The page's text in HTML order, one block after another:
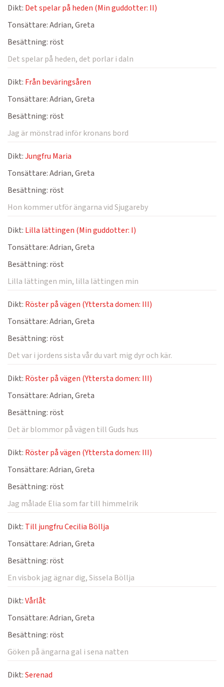
Dikt: Det spelar på heden (Min guddotter: II)
Tonsättare:Adrian, Greta
Besättning: röst
Det spelar på heden, det porlar i daln
Dikt: Från beväringsåren
Tonsättare:Adrian, Greta
Besättning: röst
Jag är mönstrad inför kronans bord
Dikt:Jungfru Maria
Tonsättare:Adrian, Greta
Besättning: röst
Hon kommer utför ängarna vid Sjugareby
Dikt: Lilla lättingen (Min guddotter: I)
Tonsättare:Adrian, Greta
Besättning: röst
Lilla lättingen min, lilla lättingen min
Dikt: Röster på vägen (Yttersta domen: III)
Tonsättare:Adrian, Greta
Besättning: röst
Det var i jordens sista vår du vart mig dyr och kär.
Dikt: Röster på vägen (Yttersta domen: III)
Tonsättare:Adrian, Greta
Besättning: röst
Det är blommor på vägen till Guds hus
Dikt: Röster på vägen (Yttersta domen: III)
Tonsättare:Adrian, Greta
Besättning: röst
Jag målade Elia som far till himmelrik
Dikt: Till jungfru Cecilia Böllja
Tonsättare:Adrian, Greta
Besättning: röst
En visbok jag ägnar dig, Sissela Böllja
Dikt:Vårlåt
Tonsättare:Adrian, Greta
Besättning: röst
Göken på ängarna gal i sena natten
Dikt:Serenad